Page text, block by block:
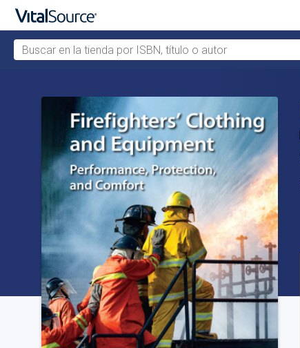
Buscar en la tienda por ISBN, título o autor